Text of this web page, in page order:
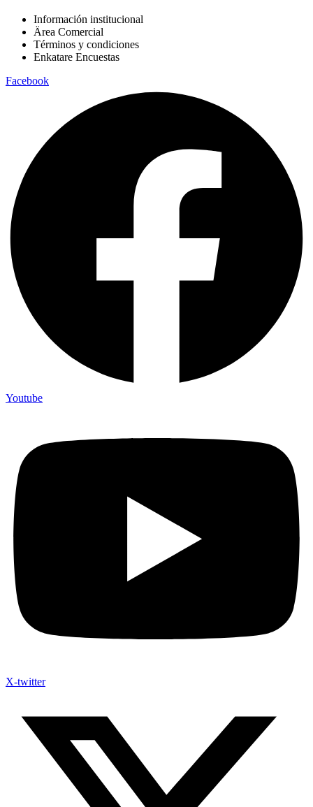
Información institucional
Ärea Comercial
Términos y condiciones
Enkatare Encuestas
Facebook
Youtube
X-twitter